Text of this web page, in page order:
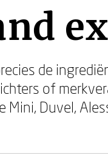
de
of
Mini, Duvel,